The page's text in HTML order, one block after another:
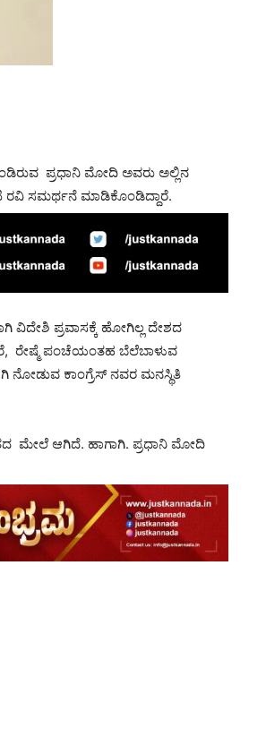
ಪ್ರಧಾನಿ ಮೋದಿ ಅವರು ಅಲ್ಲಿನ
ರವಿ ಸಮರ್ಥನೆ ಮಾಡಿಕೊಂಡಿದ್ದಾರೆ.
ಪ್ರವಾಸಕ್ಕೆ ಹೋಗಿಲ್ಲ ದೇಶದ
ರೇಷ್ಮೆ ಪಂಚೆಯಂತಹ ಬೆಲೆಬಾಳುವ
ನೋಡುವ ಕಾಂಗ್ರೆಸ್ ನವರ ಮನಸ್ಥಿತಿ
ಮೇಲೆ ಆಗಿದೆ. ಹಾಗಾಗಿ. ಪ್ರಧಾನಿ ಮೋದಿ